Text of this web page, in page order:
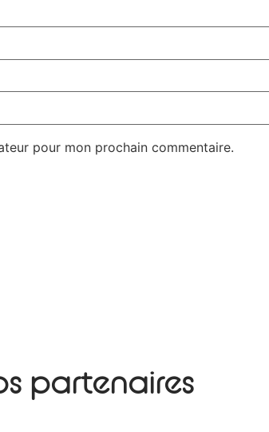
pour mon prochain commentaire.
partenaires